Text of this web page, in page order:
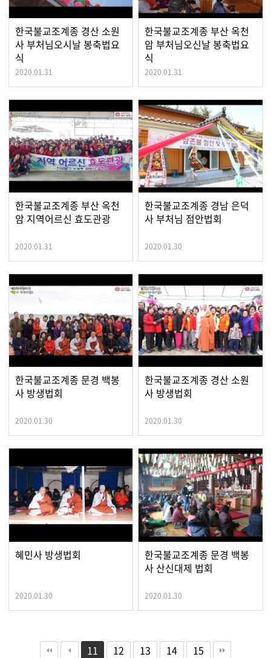
한국불교조계종 경산 소원
사 부처님오시날 봉축법요
식
2020.01.31
한국불교조계종 부산 옥천
암 부처님오신날 봉축법요
식
2020.01.31
한국불교조계종 부산 옥천
암 지역어르신 효도관광
2020.01.31
한국불교조계종 경남 은덕
사 부처님 점안법회
2020.01.30
한국불교조계종 문경 백봉
사 방생법회
2020.01.30
한국불교조계종 경산 소원
사 방생법회
2020.01.30
혜민사 방생법회
2020.01.30
한국불교조계종 문경 백봉
사 산신대제 법회
2020.01.30
11 12 13 14 15